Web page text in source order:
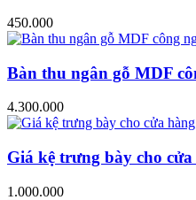
450.000
Bàn thu ngân gỗ MDF
4.300.000
Giá kệ trưng bày cho
1.000.000